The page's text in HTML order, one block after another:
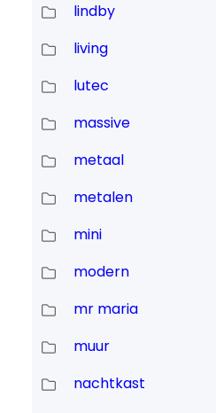
lindby
living
lutec
massive
metaal
metalen
mini
modern
mr maria
muur
nachtkast